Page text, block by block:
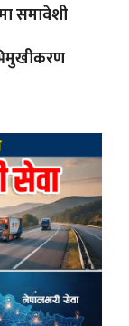
समावेशी